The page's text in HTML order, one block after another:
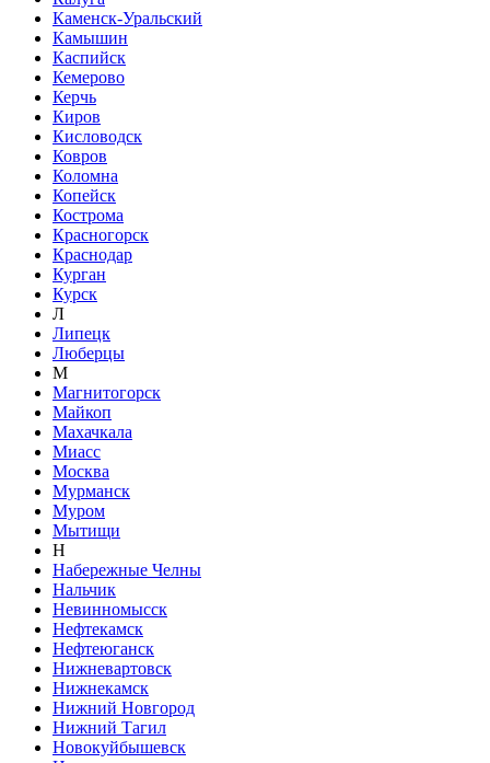
Каменск-Уральский
Камышин
Каспийск
Кемерово
Керчь
Киров
Кисловодск
Ковров
Коломна
Копейск
Кострома
Красногорск
Краснодар
Курган
Курск
Л
Липецк
Люберцы
М
Магнитогорск
Майкоп
Махачкала
Миасс
Москва
Мурманск
Муром
Мытищи
Н
Набережные Челны
Нальчик
Невинномысск
Нефтекамск
Нефтеюганск
Нижневартовск
Нижнекамск
Нижний Новгород
Нижний Тагил
Новокуйбышевск